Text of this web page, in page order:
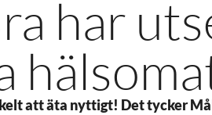
har
att äta nyttigt! Det tycker